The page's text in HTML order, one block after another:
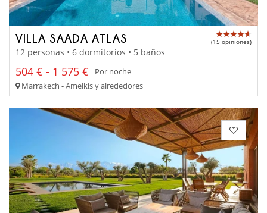
VILLA SAADA ATLAS (15 opiniones)
12 personas • 6 dormitorios • 5 baños
504 € - 1 575 €
Por noche
Marrakech - Amelkis y alrededores